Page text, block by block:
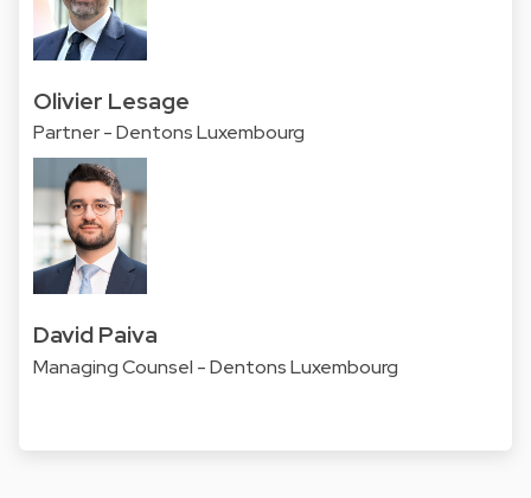
Olivier Lesage
Partner - Dentons Luxembourg
David Paiva
Managing Counsel - Dentons Luxembourg